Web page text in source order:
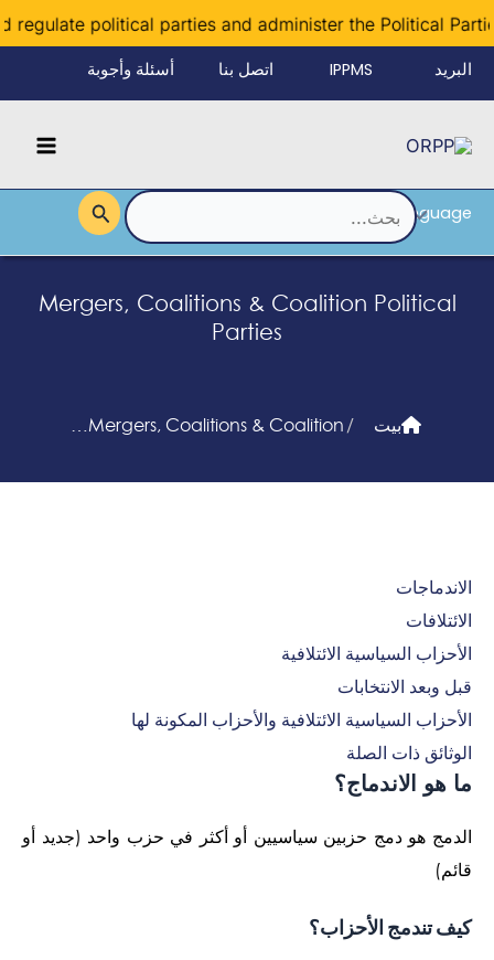
political parties and administer the Political Partiesتخطي
إلى
المحتوى
البريد IPPMS اتصل بنا أسئلة وأجوبة
Language
القائمة
البحث
عن:
Mergers, Coalitions & Coalition Political
Parties
بيت /
Mergers, Coalitions & Coalition…
الاندماجات
الائتلافات
الأحزاب السياسية الائتلافية
قبل وبعد الانتخابات
الأحزاب السياسية الائتلافية والأحزاب المكونة لها
الوثائق ذات الصلة
ما هو الاندماج؟
الدمج هو دمج حزبين سياسيين أو أكثر في حزب واحد (جديد أو
قائم)
كيف تندمج الأحزاب؟